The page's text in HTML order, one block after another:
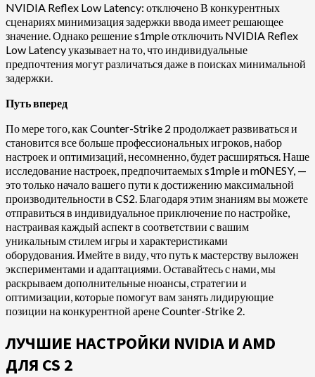
NVIDIA Reflex Low Latency: отключено В конкурентных
сценариях минимизация задержки ввода имеет решающее
значение. Однако решение s1mple отключить NVIDIA Reflex
Low Latency указывает на то, что индивидуальные
предпочтения могут различаться даже в поисках минимальной
задержки.
Путь вперед
По мере того, как Counter-Strike 2 продолжает развиваться и
становится все больше профессиональных игроков, набор
настроек и оптимизаций, несомненно, будет расширяться. Наше
исследование настроек, предпочитаемых s1mple и m0NESY, —
это только начало вашего пути к достижению максимальной
производительности в CS2. Благодаря этим знаниям вы можете
отправиться в индивидуальное приключение по настройке,
настраивая каждый аспект в соответствии с вашим
уникальным стилем игры и характеристиками
оборудования. Имейте в виду, что путь к мастерству выложен
экспериментами и адаптациями. Оставайтесь с нами, мы
раскрываем дополнительные нюансы, стратегии и
оптимизации, которые помогут вам занять лидирующие
позиции на конкурентной арене Counter-Strike 2.
ЛУЧШИЕ НАСТРОЙКИ NVIDIA И AMD
ДЛЯ CS 2